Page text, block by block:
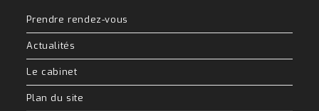
Prendre rendez-vous
Actualités
Le cabinet
Plan du site